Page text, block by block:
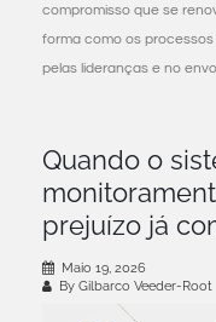
compromisso que se
forma como os
pelas lideranças e no
Quando o
prejuízo já
Maio 19, 2026
By Gilbarco Veeder-Root